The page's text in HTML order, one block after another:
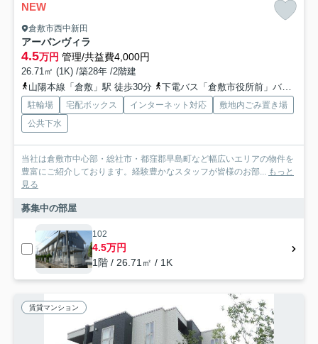
NEW
倉敷市西中新田
アーバンヴィラ
4.5万円 管理/共益費4,000円
26.71㎡ (1K) /築28年 /2階建
山陽本線「倉敷」駅 徒歩30分
下電バス「倉敷市役所前」バス停下車 徒歩5分
駐輪場 宅配ボックス インターネット対応
敷地内ごみ置き場
公共下水
当社は倉敷市中心部・総社市・都窪郡早島町など幅広いエリアの物件を
豊富にご紹介しております。経験豊かなスタッフが皆様のお部... もっと
見る
募集中の部屋
102
4.5万円
1階 / 26.71㎡ / 1K
賃貸マンション